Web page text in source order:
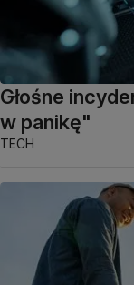
Głośne
w panikę"
TECH